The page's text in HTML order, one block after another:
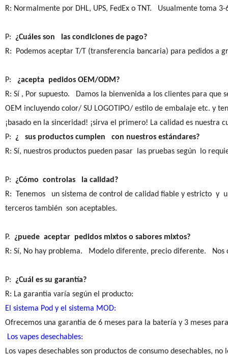
R: Normalmente por DHL, UPS, FedEx o TNT. Usualmente
P:
¿Cuáles son las condiciones de pago?
R: Podemos aceptar T/T (transferencia bancaria) para pedidos a
P:
¿acepta pedidos OEM/ODM?
R: Sí , Por supuesto. Damos la bienvenida a los clientes para
OEM incluyendo color/ SU LOGOTIPO/ estilo de embalaje etc. y
¡basado en la sinceridad! ¡sirva el primero! La calidad es nuestra
P:
¿ sus productos cumplen con nuestros estándares?
R: Sí, nuestros productos pueden pasar las pruebas según lo
P:
¿Cómo controlas la calidad?
R: Tenemos un sistema de control de calidad fiable y estricto y
terceros también son aceptables.
P.
¿puede aceptar pedidos mixtos o sabores mixtos?
R: Sí, No hay problema. Modelo diferente, precio diferente.
P:
¿Cuál es su garantía?
R: La garantía varía según el producto:
El sistema Pod y el sistema MOD:
Ofrecemos una garantía de 6 meses para la batería y 3 meses
Los vapes desechables:
Los vapes desechables son productos de consumo desechables,